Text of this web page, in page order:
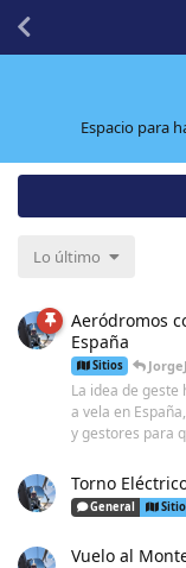
Espacio para
Lo último
Aeródromos
España
Sitios
La idea de geste
a vela en
y gestores para
Torno
General
Vuelo al